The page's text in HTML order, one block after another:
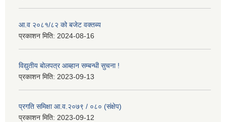
आ.व २०८१/८२ को बजेट वक्तब्य
प्रकाशन मिति: 2024-08-16
विद्युतीय बोलपत्र आब्हान सम्बन्धी सुचना !
प्रकाशन मिति: 2023-09-13
प्रगति समिक्षा आ.व.२०७९ / ०८० (संक्षेप)
प्रकाशन मिति: 2023-09-12